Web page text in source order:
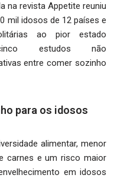
na revista Appetite reuniu
mil idosos de 12 países e
ao pior estado
estudos não
entre comer sozinho
para os idosos
alimentar, menor
carnes e um risco maior
em idosos